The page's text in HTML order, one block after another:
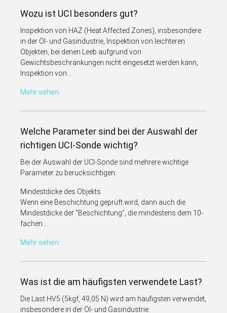
Wozu ist UCI besonders gut?
Inspektion von HAZ (Heat Affected Zones), insbesondere
in der Öl- und Gasindustrie, Inspektion von leichteren
Objekten, bei denen Leeb aufgrund von
Gewichtsbeschränkungen nicht eingesetzt werden kann,
Inspektion von...
Mehr sehen
Welche Parameter sind bei der Auswahl der
richtigen UCI-Sonde wichtig?
Bei der Auswahl der UCI-Sonde sind mehrere wichtige
Parameter zu berücksichtigen:
Mindestdicke des Objekts
Wenn eine Beschichtung geprüft wird, dann auch die
Mindestdicke der "Beschichtung", die mindestens dem 10-
fachen...
Mehr sehen
Was ist die am häufigsten verwendete Last?
Die Last HV5 (5kgf, 49,05 N) wird am häufigsten verwendet,
insbesondere in der Öl- und Gasindustrie.